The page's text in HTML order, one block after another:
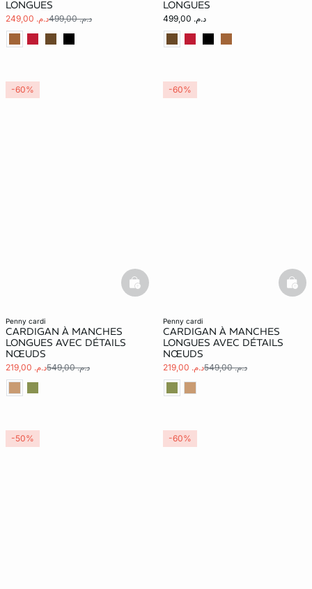
LONGUES
د.م. 249,00 د.م. 499,00
LONGUES
د.م. 499,00
penny cardi
CARDIGAN À MANCHES
LONGUES AVEC DÉTAILS
NŒUDS
د.م. 219,00 د.م. 549,00
basketfull
-60%
penny cardi
CARDIGAN À MANCHES
LONGUES AVEC DÉTAILS
NŒUDS
د.م. 219,00 د.م. 549,00
-60%
-50% -60%